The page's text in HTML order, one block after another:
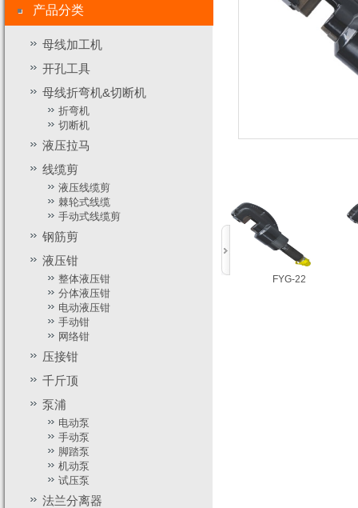
产品分类
母线加工机
开孔工具
母线折弯机&切断机
折弯机
切断机
液压拉马
线缆剪
液压线缆剪
棘轮式线缆
手动式线缆剪
钢筋剪
液压钳
整体液压钳
分体液压钳
电动液压钳
手动钳
网络钳
压接钳
千斤顶
泵浦
电动泵
手动泵
脚踏泵
机动泵
试压泵
法兰分离器
YG-16 FYG-22